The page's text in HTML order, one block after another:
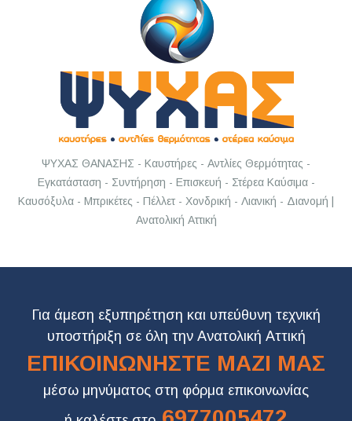
ΨΥΧΑΣ ΘΑΝΑΣΗΣ - Καυστήρες - Αντλίες Θερμότητας -
Εγκατάσταση - Συντήρηση - Επισκευή - Στέρεα Καύσιμα -
Καυσόξυλα - Μπρικέτες - Πέλλετ - Χονδρική - Λιανική - Διανομή |
Ανατολική Αττική
Για άμεση εξυπηρέτηση και υπεύθυνη τεχνική
υποστήριξη σε όλη την Ανατολική Αττική
ΕΠΙΚΟΙΝΩΝΗΣΤΕ ΜΑΖΙ ΜΑΣ
μέσω μηνύματος στη φόρμα επικοινωνίας